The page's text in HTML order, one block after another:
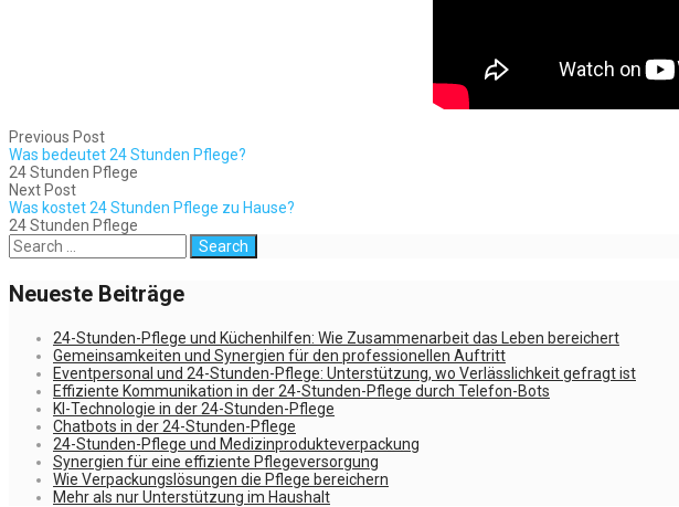
Previous Post
Was bedeutet 24 Stunden Pflege?
24 Stunden Pflege
Next Post
Was kostet 24 Stunden Pflege zu Hause?
24 Stunden Pflege
Neueste Beiträge
24-Stunden-Pflege und Küchenhilfen: Wie Zusammenarbeit das Leben bereichert
Gemeinsamkeiten und Synergien für den professionellen Auftritt
Eventpersonal und 24-Stunden-Pflege: Unterstützung, wo Verlässlichkeit gefragt ist
Effiziente Kommunikation in der 24-Stunden-Pflege durch Telefon-Bots
KI-Technologie in der 24-Stunden-Pflege
Chatbots in der 24-Stunden-Pflege
24-Stunden-Pflege und Medizinprodukteverpackung
Synergien für eine effiziente Pflegeversorgung
Wie Verpackungslösungen die Pflege bereichern
Mehr als nur Unterstützung im Haushalt